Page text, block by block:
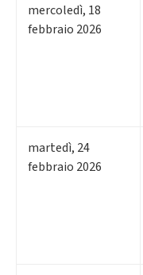
mercoledì, 18
febbraio 2026
martedì, 24
febbraio 2026